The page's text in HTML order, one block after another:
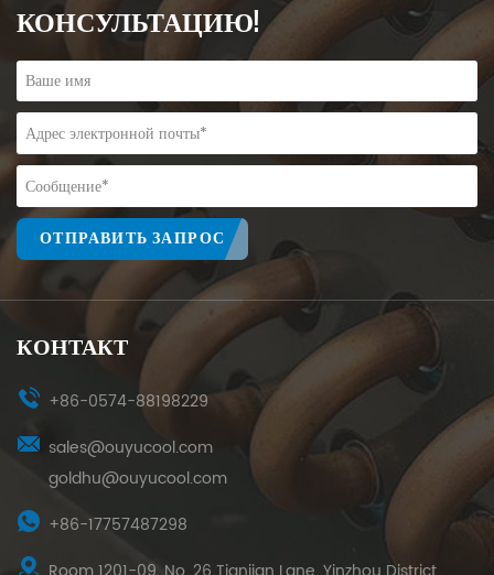
КОНСУЛЬТАЦИЮ!
ОТПРАВИТЬ ЗАПРОС
КОНТАКТ
+86-0574-88198229
sales@ouyucool.com
goldhu@ouyucool.com
+86-17757487298